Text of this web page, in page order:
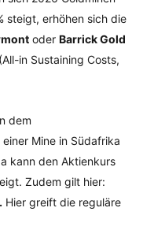
steigt, erhöhen sich die
oder Barrick Gold
in Sustaining Costs,
dem
Mine in Südafrika
kann den Aktienkurs
Zudem gilt hier:
Hier greift die reguläre